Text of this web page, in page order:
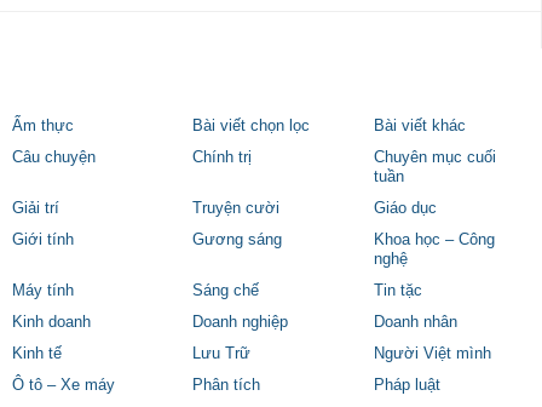
Ẩm thực Bài viết chọn lọc
Bài viết khác
Câu chuyện
Chính trị
Chuyên mục cuối
tuần
Giải trí
Truyện cười
Giáo dục
Giới tính
Gương sáng
Khoa học – Công
nghệ
Máy tính
Sáng chế
Tin tặc
Kinh doanh
Doanh nghiệp
Doanh nhân
Kinh tế
Lưu Trữ
Người Việt mình
Ô tô – Xe máy
Phân tích
Pháp luật